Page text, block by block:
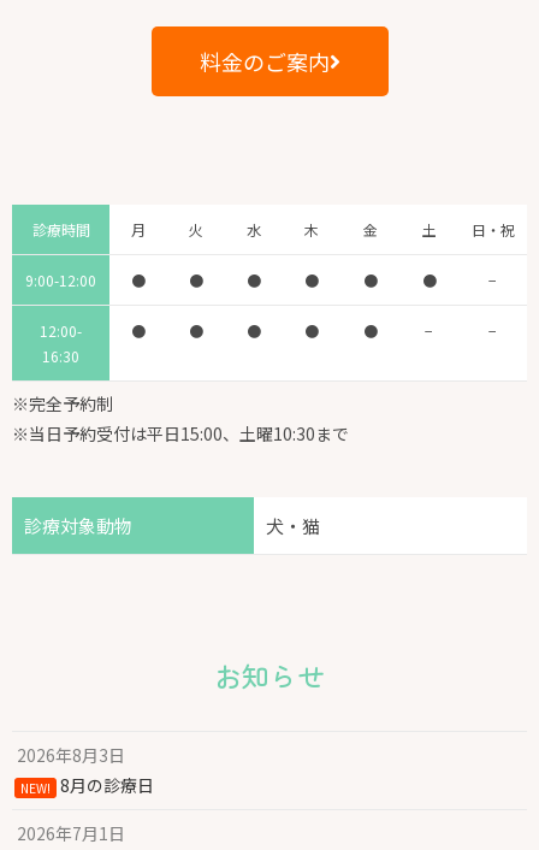
料金のご案内
診療時間 月 火 水 木 金 土 日・祝
9:00-12:00 ● ● ● ● ● ● −
12:00-
16:30
● ● ● ● ● − −
※完全予約制
※当日予約受付は平日15:00、土曜10:30まで
診療対象動物 犬・猫
お知らせ
2026年8月3日
NEW! 8月の診療日
2026年7月1日